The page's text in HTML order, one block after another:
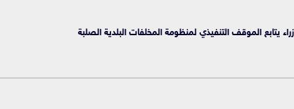
يتابع الموقف التنفيذي لمنظومة المخلفات البلدية الصلبة